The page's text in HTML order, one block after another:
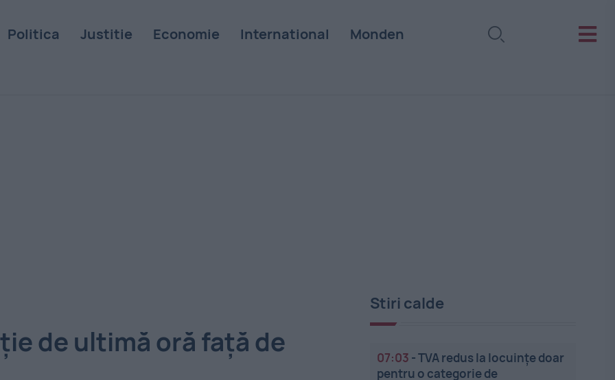
Politica Justitie Economie International Monden
de ultimă oră față de
Stiri calde
07:03 -TVA redus la locuințe doar
pentru o categorie de